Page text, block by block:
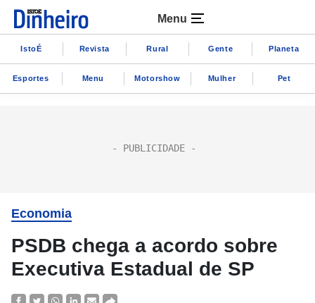
Menu
IstoÉ Revista Rural Gente Planeta
Esportes Menu Motorshow Mulher Pet
Economia
PSDB chega a acordo sobre
Executiva Estadual de SP